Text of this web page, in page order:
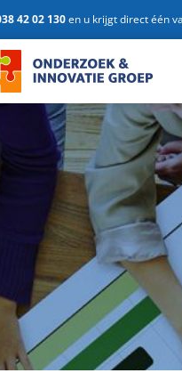
42 02 130en u krijgt direct één